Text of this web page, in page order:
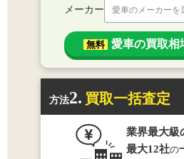
メーカー 愛車のメーカーを
無料 愛車の買取相
方法2. 買取一括査定
業界最大級
最大12社の